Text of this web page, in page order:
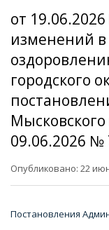
от
изменений
городского
Мысковского
09.06.2026 №
Опубликовано: 22
Постановления